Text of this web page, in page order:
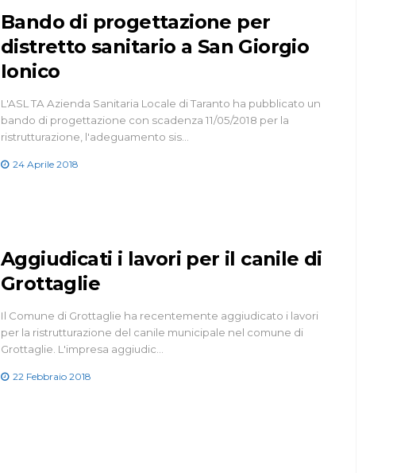
Bando di progettazione per
distretto sanitario a San Giorgio
Ionico
L'ASL TA Azienda Sanitaria Locale di Taranto ha pubblicato un
bando di progettazione con scadenza 11/05/2018 per la
ristrutturazione, l'adeguamento sis…
24 Aprile 2018
Aggiudicati i lavori per il canile di
Grottaglie
Il Comune di Grottaglie ha recentemente aggiudicato i lavori
per la ristrutturazione del canile municipale nel comune di
Grottaglie. L'impresa aggiudic…
22 Febbraio 2018